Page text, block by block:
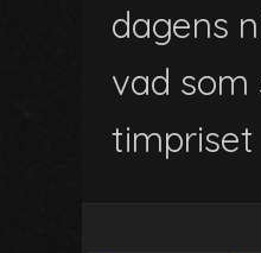
dagens
vad som
timpriset